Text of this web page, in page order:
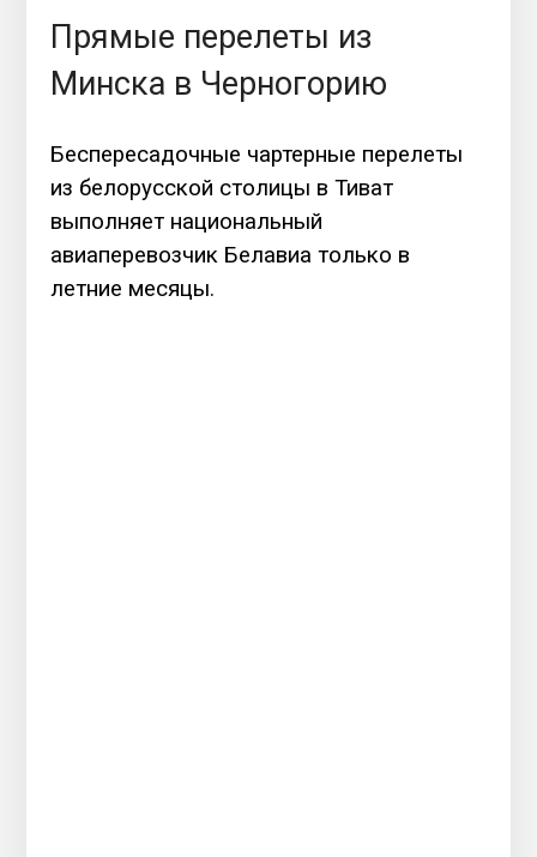
Прямые перелеты из
Минска в Черногорию
Беспересадочные чартерные перелеты
из белорусской столицы в Тиват
выполняет национальный
авиаперевозчик Белавиа только в
летние месяцы.